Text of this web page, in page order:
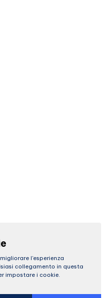
l'esperienza
collegamento in questa
impostare i cookie.